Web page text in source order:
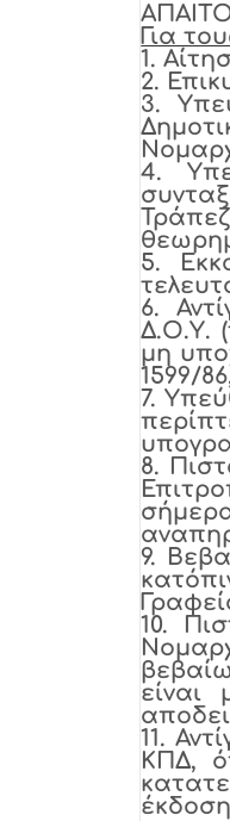
Για
1.
2.
3.
4.
5.
6.
Δ.Ο.Υ.
μη
1599/
7.
8.
9.
10.
είναι
11.
ΚΠΔ,